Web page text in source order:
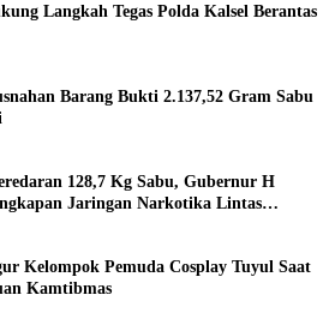
Langkah Tegas Polda Kalsel Berantas
Barang Bukti 2.137,52 Gram Sabu
128,7 Kg Sabu, Gubernur H
Jaringan Narkotika Lintas
Kelompok Pemuda Cosplay Tuyul Saat
Kamtibmas